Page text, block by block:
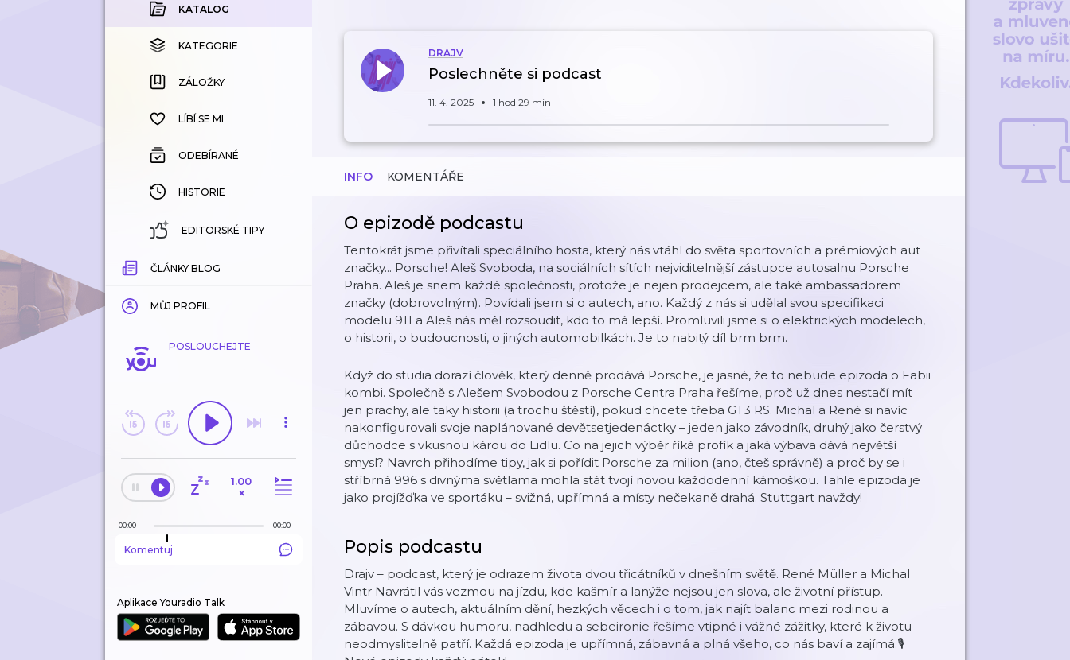
KOUPENÉ
KATEGORIE
ZÁLOŽKY
HISTORIE
KATALOG
KATEGORIE
ZÁLOŽKY
LÍBÍ SE MI
ODEBÍRANÉ
HISTORIE
EDITORSKÉ TIPY
ČLÁNKY BLOG
MŮJ PROFIL
POSLOUCHEJTE
1.00
×
00:00 00:00
Komentuj
Aplikace Youradio Talk
DRAJV
Poslechněte si podcast
11. 4. 2025 1 hod 29 min
INFO KOMENTÁŘE
O epizodě podcastu
Tentokrát jsme přivítali speciálního hosta, který nás vtáhl do světa sportovních a prémiových aut
značky... Porsche! Aleš Svoboda, na sociálních sítích nejviditelnější zástupce autosalnu Porsche
Praha. Aleš je snem každé společnosti, protože je nejen prodejcem, ale také ambassadorem
značky (dobrovolným). Povídali jsem si o autech, ano. Každý z nás si udělal svou specifikaci
modelu 911 a Aleš nás měl rozsoudit, kdo to má lepší. Promluvili jsme si o elektrických modelech,
o historii, o budoucnosti, o jiných automobilkách. Je to nabitý díl brm brm.
Když do studia dorazí člověk, který denně prodává Porsche, je jasné, že to nebude epizoda o Fabii
kombi. Společně s Alešem Svobodou z Porsche Centra Praha řešíme, proč už dnes nestačí mít
jen prachy, ale taky historii (a trochu štěstí), pokud chcete třeba GT3 RS. Michal a René si navíc
nakonfigurovali svoje naplánované devětsetjedenáctky – jeden jako závodník, druhý jako čerstvý
důchodce s vkusnou károu do Lidlu. Co na jejich výběr říká profík a jaká výbava dává největší
smysl? Navrch přihodíme tipy, jak si pořídit Porsche za milion (ano, čteš správně) a proč by se i
stříbrná 996 s divnýma světlama mohla stát tvojí novou každodenní kámoškou. Tahle epizoda je
jako projížďka ve sportáku – svižná, upřímná a místy nečekaně drahá. Stuttgart navždy!
Popis podcastu
Drajv – podcast, který je odrazem života dvou třicátníků v dnešním světě. René Müller a Michal
Vintr Navrátil vás vezmou na jízdu, kde kašmír a lanýže nejsou jen slova, ale životní přístup.
Mluvíme o autech, aktuálním dění, hezkých věcech i o tom, jak najít balanc mezi rodinou a
zábavou. S dávkou humoru, nadhledu a sebeironie řešíme vtipné i vážné zážitky, které k životu
neodmyslitelně patří. Každá epizoda je upřímná, zábavná a plná všeho, co nás baví a zajímá.🎙️